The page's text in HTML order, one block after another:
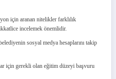
için aranan nitelikler farklılık
incelemek önemlidir.
sosyal medya hesaplarını takip
için gerekli olan eğitim düzeyi başvuru